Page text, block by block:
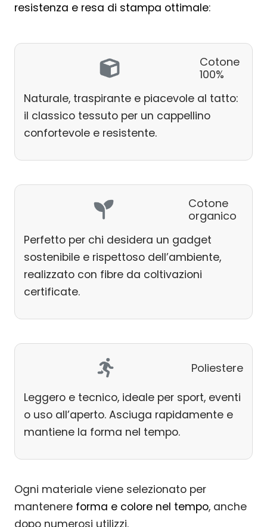
resistenza e resa di stampa ottimale:
Cotone
100%
Naturale, traspirante e piacevole al tatto:
il classico tessuto per un cappellino
confortevole e resistente.
Cotone
organico
Perfetto per chi desidera un gadget
sostenibile e rispettoso dell’ambiente,
realizzato con fibre da coltivazioni
certificate.
Poliestere
Leggero e tecnico, ideale per sport, eventi
o uso all’aperto. Asciuga rapidamente e
mantiene la forma nel tempo.
Ogni materiale viene selezionato per
mantenere forma e colore nel tempo, anche
dopo numerosi utilizzi.